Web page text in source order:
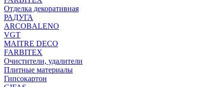
Отделка декоративная
РАДУГА
ARCOBALENO
VGT
MAITRE DECO
FARBITEX
Очистители, удалители
Плитные материалы
Гипсокартон